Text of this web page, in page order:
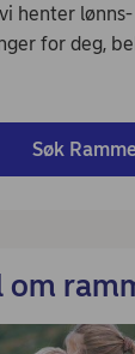
henter
for deg,
Søk